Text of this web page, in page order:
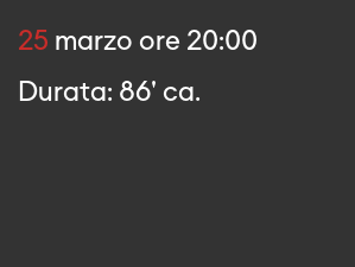
25 marzo ore 20:00
Durata: 86' ca.